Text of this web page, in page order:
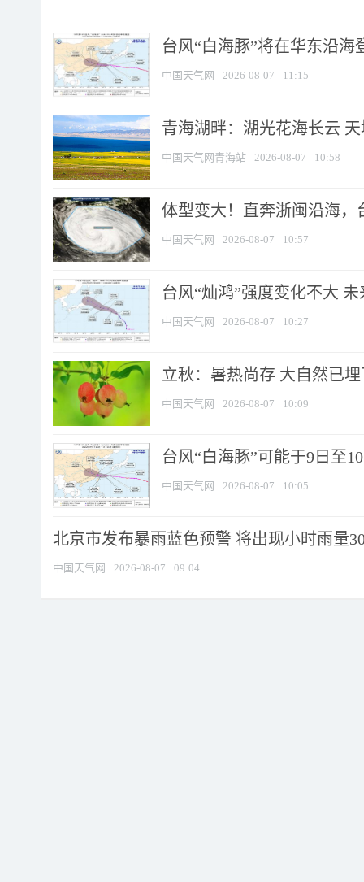
台风“白海豚”将在华东沿
中国天气网 2026-08-07 11:15
青海湖畔：湖光花海长云
中国天气网青海站 2026-08-07 10:58
体型变大！直奔浙闽沿海，
中国天气网 2026-08-07 10:57
台风“灿鸿”强度变化不大
中国天气网 2026-08-07 10:27
立秋：暑热尚存 大自然已
中国天气网 2026-08-07 10:09
台风“白海豚”可能于9日至
中国天气网 2026-08-07 10:05
北京市发布暴雨蓝色预警 将出现小时雨量
中国天气网 2026-08-07 09:04